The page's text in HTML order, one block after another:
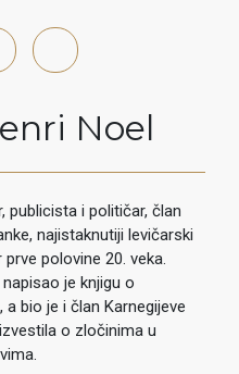
Noel
publicista i političar, član
najistaknutiji levičarski
polovine 20. veka.
je knjigu o
a bio je i član Karnegijeve
o zločinima u